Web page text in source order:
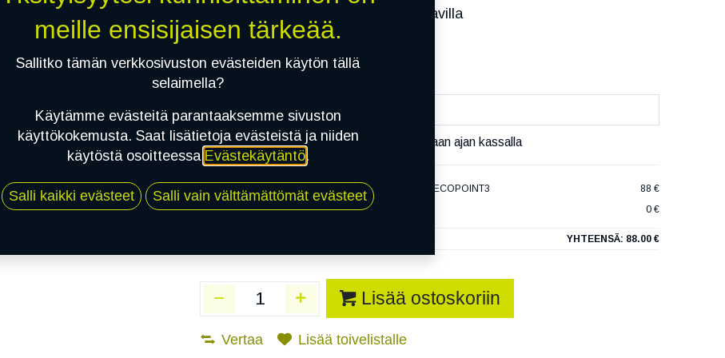
Saatavilla
Toimitusaika:3 arkipäivää
Asennuspalvelu
Mikäli valitset asennuksen, pääset varaamaan ajan kassalla
1 X 215/50R17 95W SAILUN ATREZZO ZSR2 XL RP ECOPOINT3
88 €
EI ASENNUSTA
0 €
YHTEENSÄ: 88.00 €
Lisää ostoskoriin
Vertaa Lisää toivelistalle
meille ensisijaisen tärkeää.
Sallitko tämän verkkosivuston evästeiden käytön tällä
selaimella?
Käytämme evästeitä parantaaksemme sivuston
käyttökokemusta. Saat lisätietoja evästeistä ja niiden
käytöstä osoitteessa Evästekäytäntö.
Salli kaikki evästeet Salli vain välttämättömät evästeet